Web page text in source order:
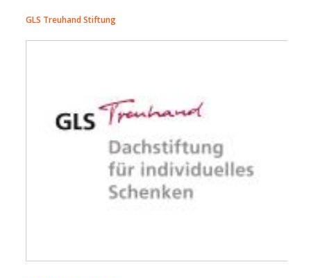
GLS Treuhand Stiftung
gls_dis_rgb_jpg.jpg